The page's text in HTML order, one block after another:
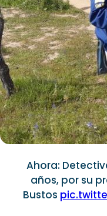
Ahora:
años, por su
Bustos